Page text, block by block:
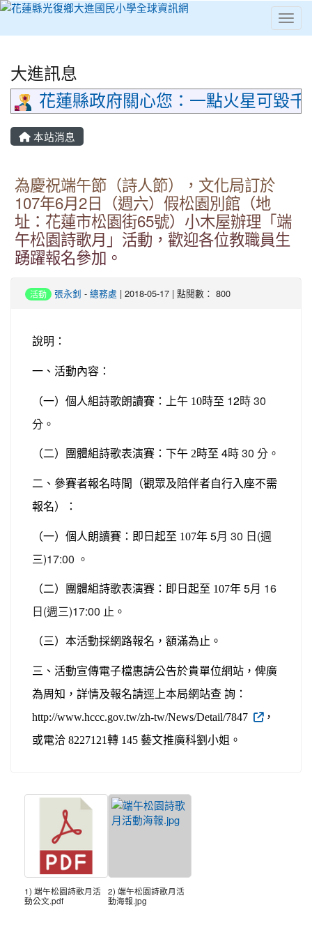
⏸
大進訊息
花蓮縣政府關心您：一點火星可毀
本站消息
為慶祝端午節（詩人節），文化局訂於
107年6月2日（週六）假松園別館（地
址：花蓮市松園街65號）小木屋辦理「端
午松園詩歌月」活動，歡迎各位教職員生
踴躍報名參加。
活動 張永釗 - 總務處 | 2018-05-17 | 點閱數： 800
說明：
一、活動內容：
（一）個人組詩歌朗讀賽：上午 10時至 12時 30
分。
（二）團體組詩歌表演賽：下午 2時至 4時 30 分。
二、參賽者報名時間（觀眾及陪伴者自行入座不需
報名）：
（一）個人朗讀賽：即日起至 107年 5月 30 日(週
三)17:00 。
（二）團體組詩歌表演賽：即日起至 107年 5月 16
日(週三)17:00 止。
（三）本活動採網路報名，額滿為止。
三、活動宣傳電子檔惠請公告於貴單位網站，俾廣
為周知，詳情及報名請逕上本局網站查 詢：
http://www.hccc.gov.tw/zh-tw/News/Detail/7847
，
或電洽 8227121轉 145 藝文推廣科劉小姐。
1) 端午松園詩歌月活
動公文.pdf
2) 端午松園詩歌月活
動海報.jpg